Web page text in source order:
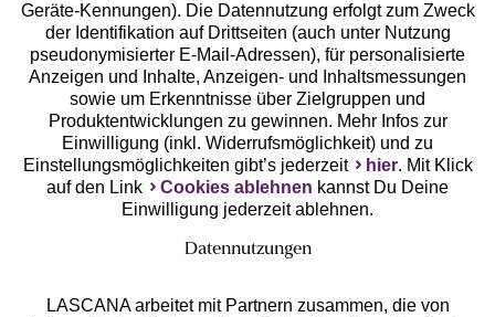
Unsere Apps
Geräte-Kennungen). Die Datennutzung erfolgt zum Zweck
der Identifikation auf Drittseiten (auch unter Nutzung
pseudonymisierter E-Mail-Adressen), für personalisierte
Anzeigen und Inhalte, Anzeigen- und Inhaltsmessungen
sowie um Erkenntnisse über Zielgruppen und
Produktentwicklungen zu gewinnen. Mehr Infos zur
Einwilligung (inkl. Widerrufsmöglichkeit) und zu
Einstellungsmöglichkeiten gibt’s jederzeit
hier. Mit Klick
auf den Link
Cookies ablehnen kannst Du Deine
Einwilligung jederzeit ablehnen.
Datennutzungen
LASCANA arbeitet mit Partnern zusammen, die von